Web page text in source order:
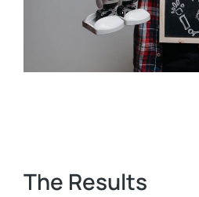
The Results